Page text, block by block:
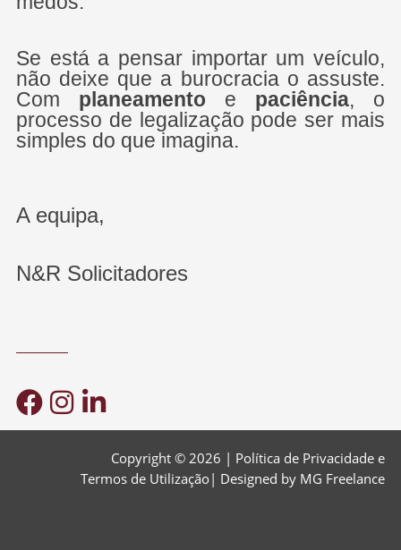
Se está a pensar importar um veículo,
não deixe que a burocracia o assuste.
Com planeamentoe paciência, o
processo de legalização pode ser mais
simples do que imagina.
A equipa,
N&R Solicitadores
Copyright © 2026 | Política de Privacidade e
Termos de Utilização| Designed by MG Freelance